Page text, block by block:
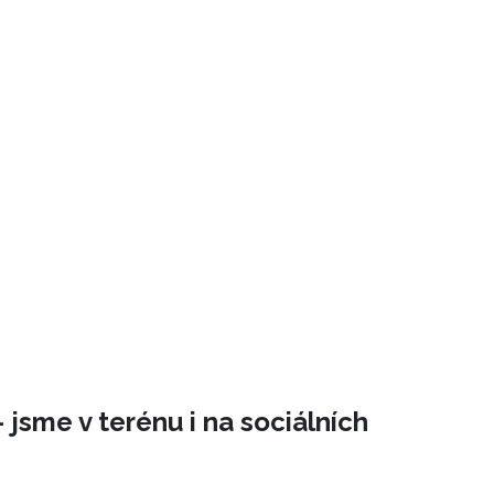
jsme v terénu i na sociálních